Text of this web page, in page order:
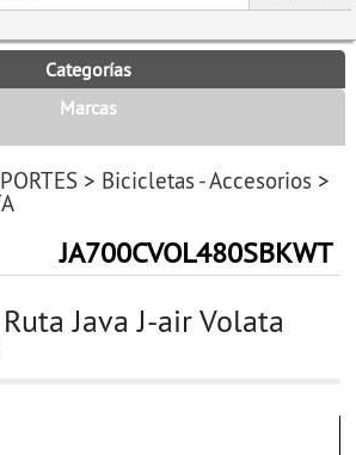
Categorías
Marcas
> Bicicletas - Accesorios >
JA700CVOL480SBKWT
Java J-air Volata